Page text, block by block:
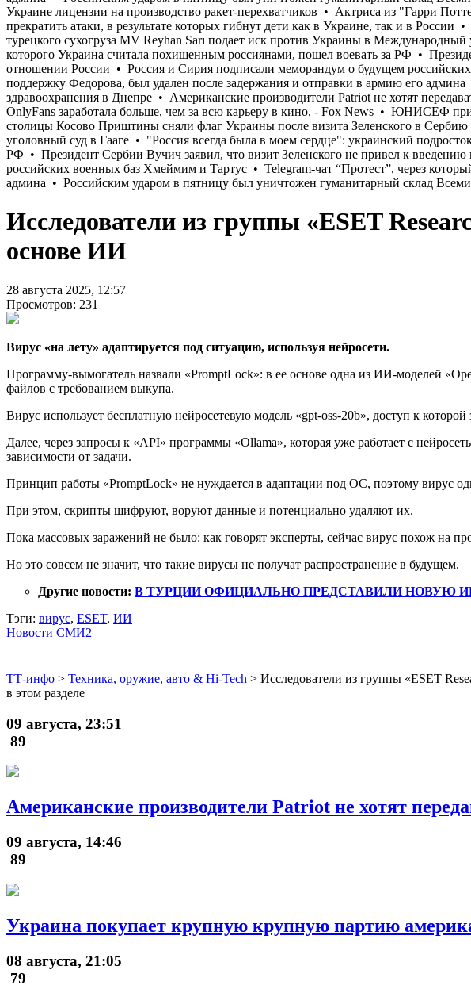
Исследователи из группы «ESET
основе ИИ
28 августа 2025, 12:57
Просмотров: 231
Вирус «на лету» адаптируется под ситуацию, используя нейросети.
Программу-вымогатель назвали «PromptLock»: в ее основе одна из ИИ-моделей
файлов с требованием выкупа.
Вирус использует бесплатную нейросетевую модель «gpt-oss-20b», доступ к которой
Далее, через запросы к «API» программы «Ollama», которая уже работает с
зависимости от задачи.
Принцип работы «PromptLock» не нуждается в адаптации под ОС, поэтому вирус
При этом, скрипты шифруют, воруют данные и потенциально удаляют их.
Пока массовых заражений не было: как говорят эксперты, сейчас вирус похож на
Но это совсем не значит, что такие вирусы не получат распространение в будущем.
Другие новости: В ТУРЦИИ ОФИЦИАЛЬНО ПРЕДСТАВИЛИ НОВУЮ
Тэги: вирус, ESET, ИИ
Новости СМИ2
ТТ-инфо > Техника, оружие, авто & Hi-Tech > Исследователи из группы «ESET
в этом разделе
09 августа, 23:51
89
Американские производители Patriot не хотят
09 августа, 14:46
89
Украина покупает крупную крупную партию
08 августа, 21:05
79